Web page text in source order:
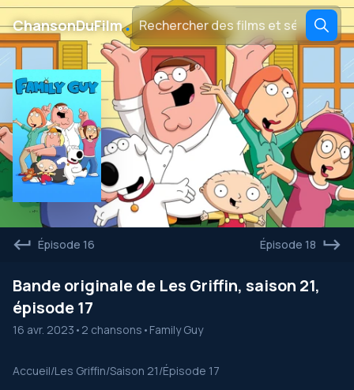
ChansonDuFilm․
Épisode 16 Épisode 18
Bande originale de Les Griffin, saison 21,
épisode 17
16 avr. 2023 • 2 chansons • Family Guy
Accueil/Les Griffin/Saison 21/Épisode 17